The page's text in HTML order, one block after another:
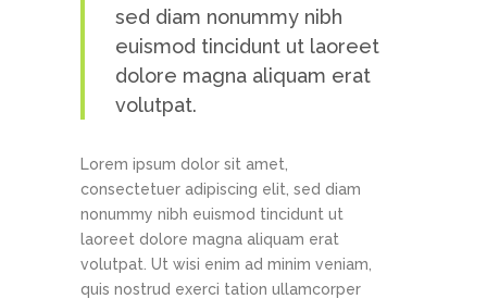
sed diam nonummy nibh
euismod tincidunt ut laoreet
dolore magna aliquam erat
volutpat.
Lorem ipsum dolor sit amet,
consectetuer adipiscing elit, sed diam
nonummy nibh euismod tincidunt ut
laoreet dolore magna aliquam erat
volutpat. Ut wisi enim ad minim veniam,
quis nostrud exerci tation ullamcorper